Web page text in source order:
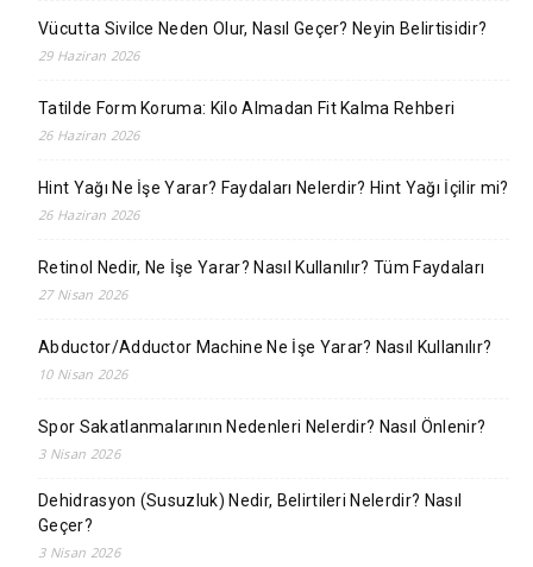
Vücutta Sivilce Neden Olur, Nasıl Geçer? Neyin Belirtisidir?
29 Haziran 2026
Tatilde Form Koruma: Kilo Almadan Fit Kalma Rehberi
26 Haziran 2026
Hint Yağı Ne İşe Yarar? Faydaları Nelerdir? Hint Yağı İçilir mi?
26 Haziran 2026
Retinol Nedir, Ne İşe Yarar? Nasıl Kullanılır? Tüm Faydaları
27 Nisan 2026
Abductor/Adductor Machine Ne İşe Yarar? Nasıl Kullanılır?
10 Nisan 2026
Spor Sakatlanmalarının Nedenleri Nelerdir? Nasıl Önlenir?
3 Nisan 2026
Dehidrasyon (Susuzluk) Nedir, Belirtileri Nelerdir? Nasıl
Geçer?
3 Nisan 2026